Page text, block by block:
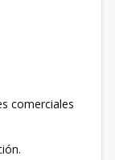
comerciales